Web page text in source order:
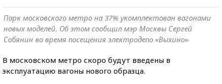
Парк московского метро на 37% укомплектован вагонами
новых моделей. Об этом сообщил мэр Москвы Сергей
Собянин во время посещения электродепо «Выхино»
В московском метро скоро будут введены в
эксплуатацию вагоны нового образца.